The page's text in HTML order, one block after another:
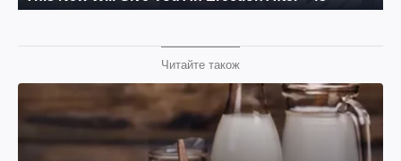
Читайте також